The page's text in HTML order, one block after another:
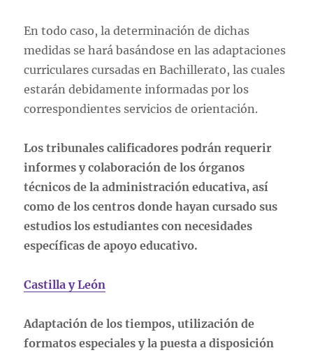
En todo caso, la determinación de dichas
medidas se hará basándose en las adaptaciones
curriculares cursadas en Bachillerato, las cuales
estarán debidamente informadas por los
correspondientes servicios de orientación.
Los tribunales calificadores podrán requerir
informes y colaboración de los órganos
técnicos de la administración educativa, así
como de los centros donde hayan cursado sus
estudios los estudiantes con necesidades
específicas de apoyo educativo.
Castilla y León
Adaptación de los tiempos, utilización de
formatos especiales y la puesta a disposición